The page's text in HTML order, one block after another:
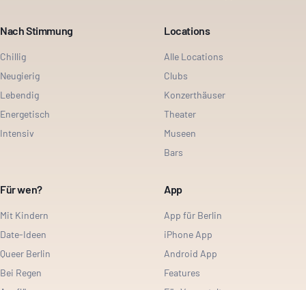
Nach Stimmung
Chillig
Neugierig
Lebendig
Energetisch
Intensiv
Locations
Alle Locations
Clubs
Konzerthäuser
Theater
Museen
Bars
Für wen?
Mit Kindern
Date-Ideen
Queer Berlin
Bei Regen
App
App für Berlin
iPhone App
Android App
Features